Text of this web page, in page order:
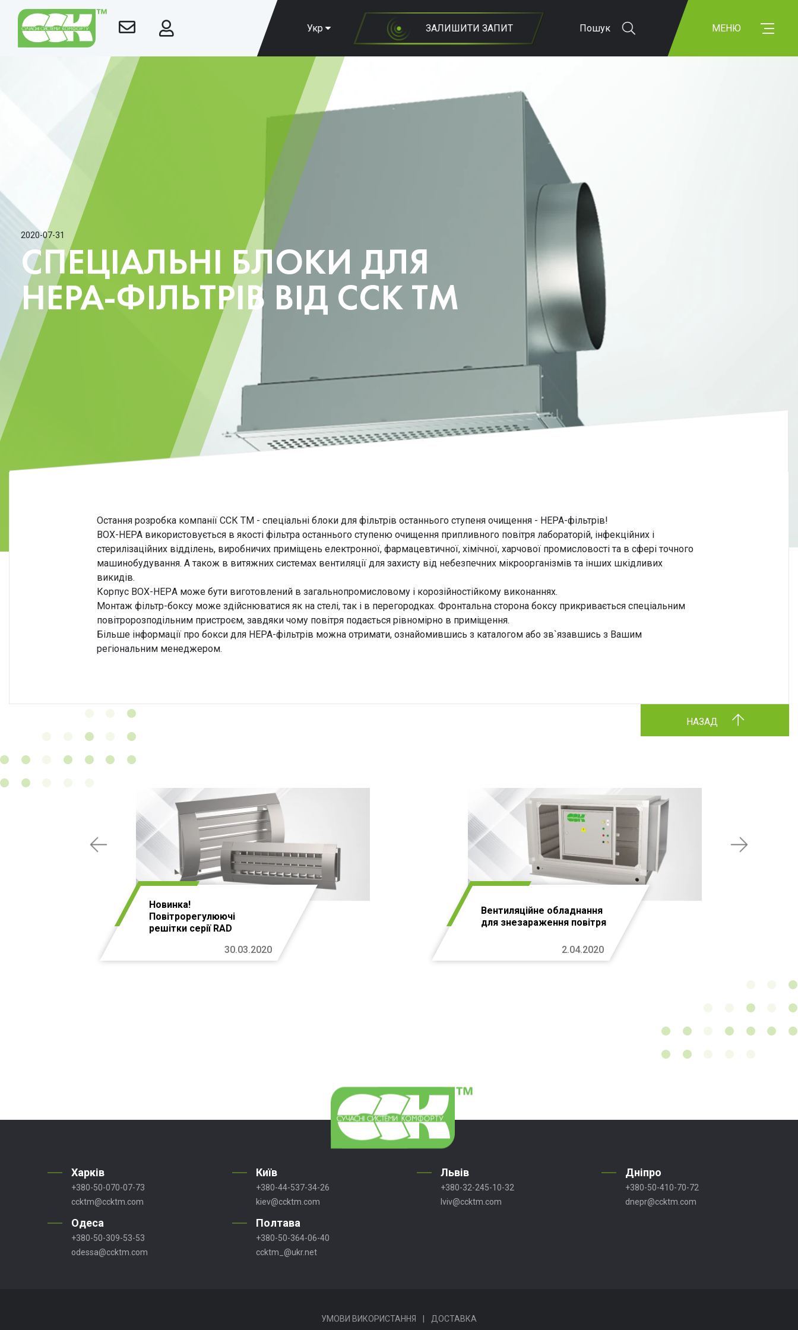
Укр ЗАЛИШИТИ ЗАПИТ Пошук МЕНЮ
2020-07-31
СПЕЦІАЛЬНІ БЛОКИ ДЛЯ
HEPA-ФІЛЬТРІВ ВІД CCK TM
Остання розробка компанії ССК ТМ - спеціальні блоки для фільтрів останнього ступеня очищення - HEPA-фільтрів!
ВОХ-НЕРА використовується в якості фільтра останнього ступеню очищення припливного повітря лабораторій, інфекційних і
стерилізаційних відділень, виробничих приміщень електронної, фармацевтичної, хімічної, харчової промисловості та в сфері точного
машинобудування. А також в витяжних системах вентиляції для захисту від небезпечних мікроорганізмів та інших шкідливих
викидів.
Корпус ВОХ-НЕРA може бути виготовлений в загальнопромисловому і корозійностійкому виконаннях.
Монтаж фільтр-боксу може здійснюватися як на стелі, так і в перегородках. Фронтальна сторона боксу прикривається спеціальним
повітророзподільним пристроєм, завдяки чому повітря подається рівномірно в приміщення.
Більше інформації про бокси для HEPA-фільтрів можна отримати, ознайомившись з каталогом або зв`язавшись з Вашим
регіональним менеджером.
НАЗАД
Новинка!
Повітрорегулюючі
решітки серії RAD
30.03.2020
Вентиляційне обладнання
для знезараження повітря
2.04.2020
Харків
+380-50-070-07-73
ccktm@ccktm.com
Київ
+380-44-537-34-26
kiev@ccktm.com
Львів
+380-32-245-10-32
lviv@ccktm.com
Дніпро
+380-50-410-70-72
dnepr@ccktm.com
Одеса
+380-50-309-53-53
odessa@ccktm.com
Полтава
+380-50-364-06-40
ccktm_@ukr.net
УМОВИ ВИКОРИСТАННЯ ДОСТАВКА